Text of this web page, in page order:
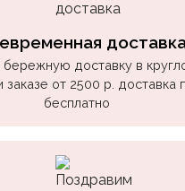
доставку в
от 2500 р. доставка
бесплатно